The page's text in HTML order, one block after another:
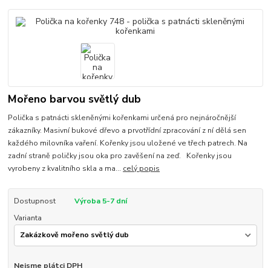
Mořeno barvou světlý dub
Polička s patnácti skleněnými kořenkami určená pro nejnáročnější
zákazníky. Masivní bukové dřevo a prvotřídní zpracování z ní dělá sen
každého milovníka vaření. Kořenky jsou uložené ve třech patrech. Na
zadní straně poličky jsou oka pro zavěšení na zeď. Kořenky jsou
vyrobeny z kvalitního skla a ma... celý popis
Dostupnost
Výroba 5-7 dní
Varianta
Nejsme plátci DPH